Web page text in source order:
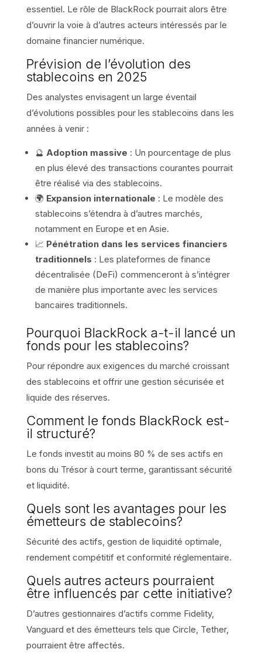
essentiel. Le rôle de BlackRock pourrait alors être
d’ouvrir la voie à d’autres acteurs intéressés par le
domaine financier numérique.
Prévision de l’évolution des
stablecoins en 2025
Des analystes envisagent un large éventail
d’évolutions possibles pour les stablecoins dans les
années à venir :
🔮 Adoption massive : Un pourcentage de plus
en plus élevé des transactions courantes pourrait
être réalisé via des stablecoins.
🌍 Expansion internationale : Le modèle des
stablecoins s’étendra à d’autres marchés,
notamment en Europe et en Asie.
📈 Pénétration dans les services financiers
traditionnels : Les plateformes de finance
décentralisée (DeFi) commenceront à s’intégrer
de manière plus importante avec les services
bancaires traditionnels.
Pourquoi BlackRock a-t-il lancé un
fonds pour les stablecoins?
Pour répondre aux exigences du marché croissant
des stablecoins et offrir une gestion sécurisée et
liquide des réserves.
Comment le fonds BlackRock est-
il structuré?
Le fonds investit au moins 80 % de ses actifs en
bons du Trésor à court terme, garantissant sécurité
et liquidité.
Quels sont les avantages pour les
émetteurs de stablecoins?
Sécurité des actifs, gestion de liquidité optimale,
rendement compétitif et conformité réglementaire.
Quels autres acteurs pourraient
être influencés par cette initiative?
D’autres gestionnaires d’actifs comme Fidelity,
Vanguard et des émetteurs tels que Circle, Tether,
pourraient être affectés.